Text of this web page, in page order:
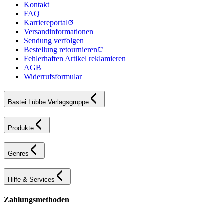
Kontakt
FAQ
Karriereportal
Versandinformationen
Sendung verfolgen
Bestellung retournieren
Fehlerhaften Artikel reklamieren
AGB
Widerrufsformular
Bastei Lübbe Verlagsgruppe
Produkte
Genres
Hilfe & Services
Zahlungsmethoden